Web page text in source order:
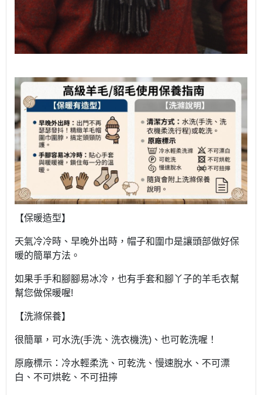
【保暖造型】
天氣冷冷時、早晚外出時，帽子和圍巾是讓頭部做好保
暖的簡單方法。
如果手手和腳腳易冰冷，也有手套和腳丫子的羊毛衣幫
幫您做保暖喔!
【洗滌保養】
很簡單，可水洗(手洗、洗衣機洗)、也可乾洗喔！
原廠標示：冷水輕柔洗、可乾洗、慢速脫水、不可漂
白、不可烘乾、不可扭擰